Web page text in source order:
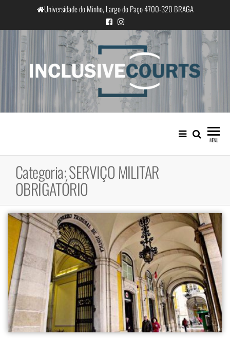
o
conteúdo
Universidade do Minho, Largo do Paço 4700-320 BRAGA
InclusiveCourts
Igualdade e diferença cultural na
prática judicial portuguesa
MENU
Categoria:SERVIÇO MILITAR
OBRIGATÓRIO